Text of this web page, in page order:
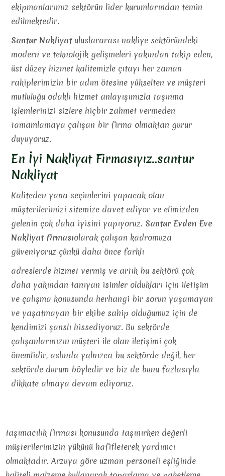
ekipmanlarımız sektörün lider kurumlarından temin
edilmektedir.
Santur Nakliyatuluslararası nakliye sektöründeki
modern ve teknolojik gelişmeleri yakından takip eden,
üst düzey hizmet kalitemizle çıtayı her zaman
rakiplerimizin bir adım ötesine yükselten ve müşteri
mutluluğu odaklı hizmet anlayışımızla taşınma
işlemlerinizi sizlere hiçbir zahmet vermeden
tamamlamaya çalışan bir firma olmaktan gurur
duyuyoruz.
En İyi Nakliyat Firmasıyız..santur
Nakliyat
Kaliteden yana seçimlerini yapacak olan
müşterilerimizi sitemize davet ediyor ve elimizden
gelenin çok daha iyisini yapıyoruz. Santur Evden Eve
Nakliyat firmasıolarak çalışan kadromuza
güveniyoruz çünkü daha önce farklı
adreslerde hizmet vermiş ve artık bu sektörü çok
daha yakından tanıyan isimler oldukları için iletişim
ve çalışma konusunda herhangi bir sorun yaşamayan
ve yaşatmayan bir ekibe sahip olduğumuz için de
kendimizi şanslı hissediyoruz. Bu sektörde
çalışanlarınızın müşteri ile olan iletişimi çok
önemlidir, aslında yalnızca bu sektörde değil, her
sektörde durum böyledir ve biz de bunu fazlasıyla
dikkate almaya devam ediyoruz.
taşımacılık firması konusunda taşınırken değerli
müşterilerimizin yükünü hafifleterek yardımcı
olmaktadır. Arzuya göre uzman personeli eşliğinde